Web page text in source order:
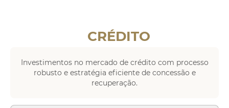
CRÉDITO
Investimentos no mercado de crédito com processo
robusto e estratégia eficiente de concessão e
recuperação.